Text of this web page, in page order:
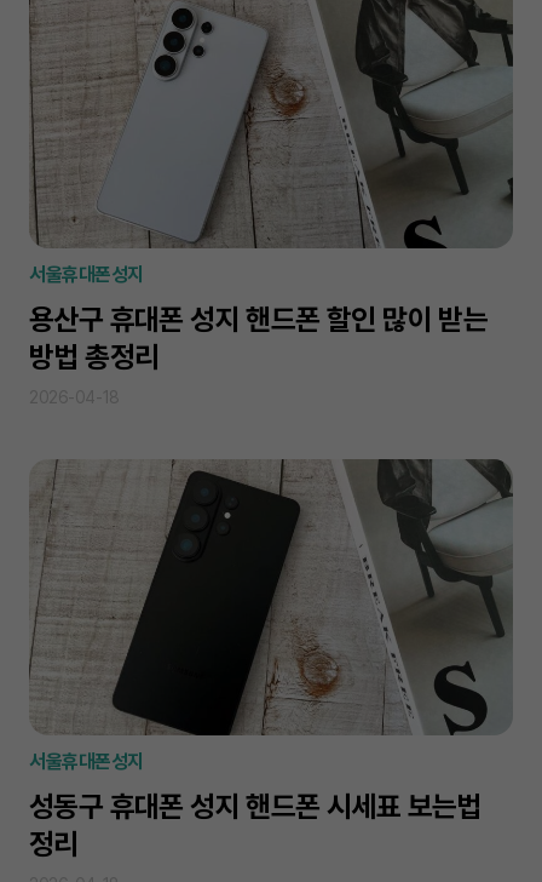
서울휴대폰성지
용산구 휴대폰 성지 핸드폰 할인 많이 받는
방법 총정리
서울휴대폰성지
성동구 휴대폰 성지 핸드폰 시세표 보는법
정리